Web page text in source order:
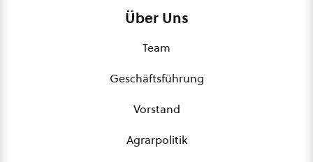
Über Uns
Team
Geschäftsführung
Vorstand
Agrarpolitik